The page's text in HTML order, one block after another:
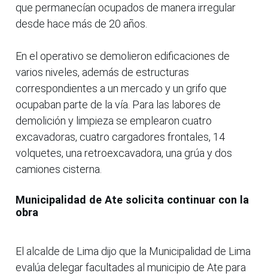
que permanecían ocupados de manera irregular
desde hace más de 20 años.
En el operativo se demolieron edificaciones de
varios niveles, además de estructuras
correspondientes a un mercado y un grifo que
ocupaban parte de la vía. Para las labores de
demolición y limpieza se emplearon cuatro
excavadoras, cuatro cargadores frontales, 14
volquetes, una retroexcavadora, una grúa y dos
camiones cisterna.
Municipalidad de Ate solicita continuar con la
obra
El alcalde de Lima dijo que la Municipalidad de Lima
evalúa delegar facultades al municipio de Ate para